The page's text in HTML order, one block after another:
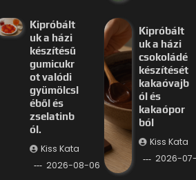
Kipróbált
uk a házi
készítésű
gumicukr
ot valódi
gyümölcsl
éből és
zselatinb
ól.
Kiss Kata
2026-08-06
Kipróbált
uk a házi
csokoládé
készítését
kakaóvajb
ól és
kakaópor
ból
Kiss Kata
2026-